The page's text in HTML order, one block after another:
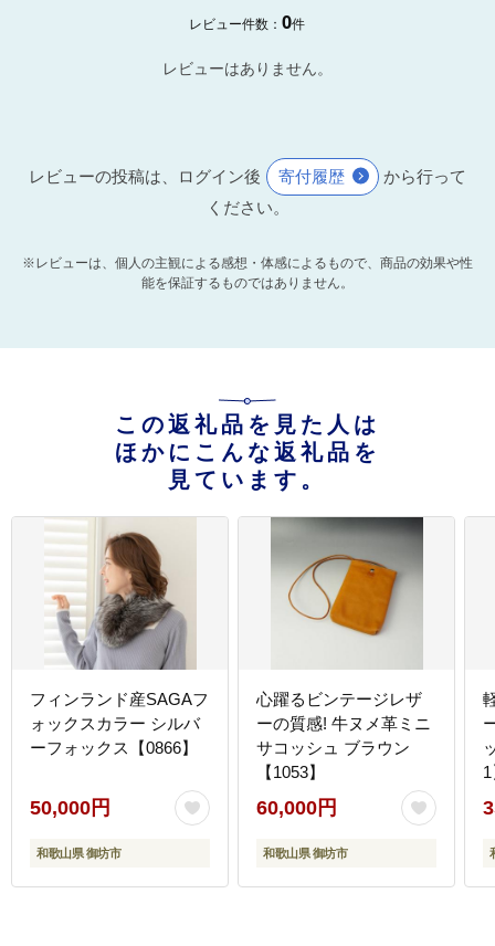
レビュー件数：0件
レビューはありません。
レビューの投稿は、ログイン後 寄付履歴
から行って
ください。
※レビューは、個人の主観による感想・体感によるもので、商品の効果や性
能を保証するものではありません。
この返礼品を見た人は
ほかにこんな返礼品を
見ています。
フィンランド産SAGAフ
ォックスカラー シルバ
ーフォックス【0866】
50,000円
和歌山県 御坊市
心躍るビンテージレザ
ーの質感! 牛ヌメ革ミニ
サコッシュ ブラウン
【1053】
60,000円
和歌山県 御坊市